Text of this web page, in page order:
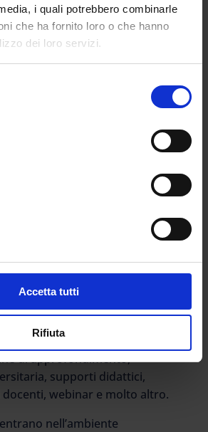
i quali potrebbero combinarle
che ha fornito loro o che hanno
dei loro servizi.
Accetta tutti
Rifiuta
studente potrebbe essere un
sembra verbalizzato) è
confronto e lo studente
rapida spiegazione diventa
meccanismi e delle attività che
DEL PERCORSO FORMATIVO
sessioni di laboratorio,
di approfondimento,
supporti didattici,
webinar e molto altro.
nell’ambiente